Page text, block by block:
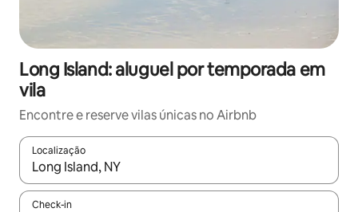
Long Island: aluguel por temporada em
vila
Encontre e reserve vilas únicas no Airbnb
Localização
Quando os resultados estiverem disponíveis, explore-os
Check-in